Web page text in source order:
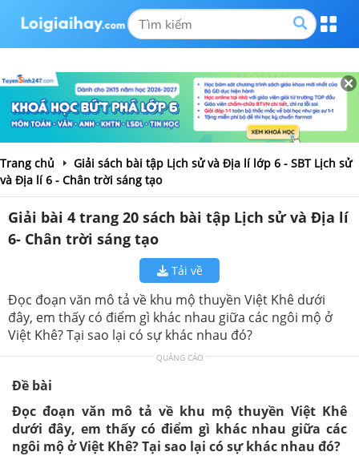
Trang chủ
Giải sách bài tập Lịch sử và Địa lí lớp 6 - SBT Lịch sử
và Địa lí 6 - Chân trời sáng tạo
Giải bài 4 trang 20 sách bài tập Lịch sử và Địa lí
6- Chân trời sáng tạo
Tải về
Đọc đoạn văn mô tả về khu mộ thuyền Việt Khê dưới
đây, em thấy có điểm gì khác nhau giữa các ngôi mộ ở
Việt Khê? Tại sao lại có sự khác nhau đó?
QUẢNG CÁO
Đề bài
Đọc đoạn văn mô tả về khu mộ thuyền Việt Khê
dưới đây, em thấy có điểm gì khác nhau giữa các
ngôi mộ ở Việt Khê? Tại sao lại có sự khác nhau đó?